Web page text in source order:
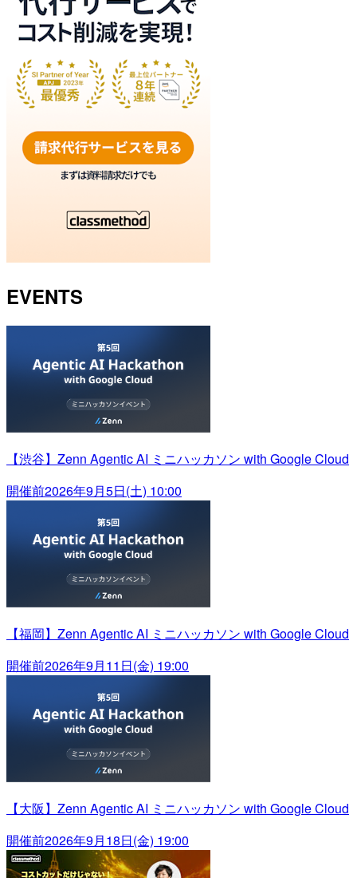
EVENTS
【渋谷】Zenn Agentic AI ミニハッカソン with Google Cloud
開催前2026年9月5日(土) 10:00
【福岡】Zenn Agentic AI ミニハッカソン with Google Cloud
開催前2026年9月11日(金) 19:00
【大阪】Zenn Agentic AI ミニハッカソン with Google Cloud
開催前2026年9月18日(金) 19:00